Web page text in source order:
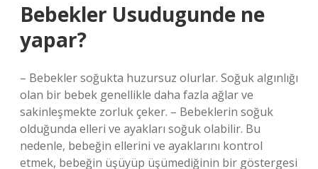
Bebekler Usudugunde ne
yapar?
– Bebekler soğukta huzursuz olurlar. Soğuk algınlığı
olan bir bebek genellikle daha fazla ağlar ve
sakinleşmekte zorluk çeker. – Bebeklerin soğuk
olduğunda elleri ve ayakları soğuk olabilir. Bu
nedenle, bebeğin ellerini ve ayaklarını kontrol
etmek, bebeğin üşüyüp üşümediğinin bir göstergesi